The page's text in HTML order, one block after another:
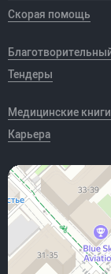
Скорая помощь
Тендеры
Медицинские книги
Карьера